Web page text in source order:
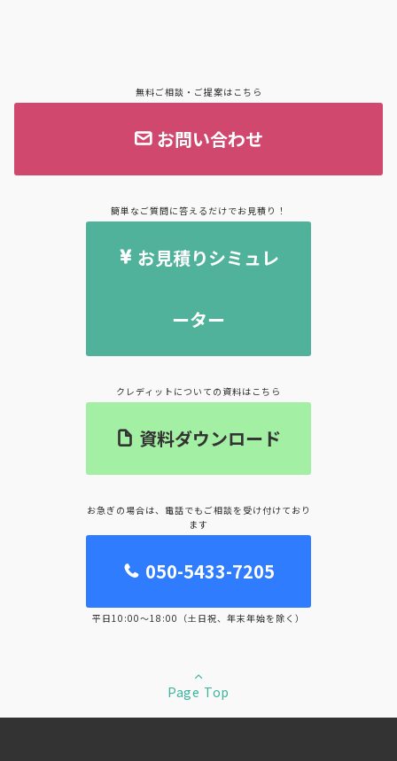
無料ご相談・ご提案はこちら
お問い合わせ
簡単なご質問に答えるだけでお見積り！
お見積りシミュレ
ーター
クレディットについての資料はこちら
資料ダウンロード
お急ぎの場合は、電話でもご相談を受け付けており
ます
050-5433-7205
平日10:00～18:00（土日祝、年末年始を除く）
Page Top